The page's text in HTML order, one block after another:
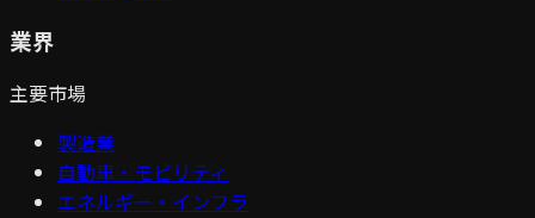
業界
主要市場
製造業
自動車・モビリティ
エネルギー・インフラ